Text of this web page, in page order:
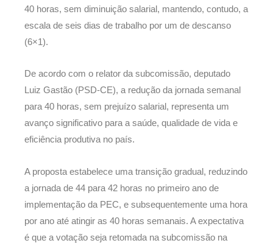
40 horas, sem diminuição salarial, mantendo, contudo, a
escala de seis dias de trabalho por um de descanso
(6×1).
De acordo com o relator da subcomissão, deputado
Luiz Gastão (PSD-CE), a redução da jornada semanal
para 40 horas, sem prejuízo salarial, representa um
avanço significativo para a saúde, qualidade de vida e
eficiência produtiva no país.
A proposta estabelece uma transição gradual, reduzindo
a jornada de 44 para 42 horas no primeiro ano de
implementação da PEC, e subsequentemente uma hora
por ano até atingir as 40 horas semanais. A expectativa
é que a votação seja retomada na subcomissão na